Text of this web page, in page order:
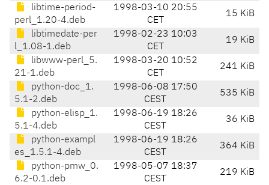
libtime-period-
perl_1.20-4.deb
1998-03-10 20:55
CET
15 KiB
libtimedate-per
l_1.08-1.deb
1998-02-23 10:03
CET
19 KiB
libwww-perl_5.
21-1.deb
1998-03-20 10:52
CET
241 KiB
python-doc_1.
5.1-2.deb
1998-06-08 17:50
CEST
535 KiB
python-elisp_1.
5.1-4.deb
1998-06-19 18:26
CEST
36 KiB
python-exampl
es_1.5.1-4.deb
1998-06-19 18:26
CEST
364 KiB
python-pmw_0.
6.2-0.1.deb
1998-05-07 18:37
CEST
219 KiB